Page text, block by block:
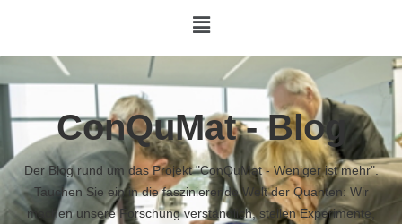
ConQuMat - Blog
Der Blog rund um das Projekt "ConQuMat - Weniger ist mehr".
Tauchen Sie ein in die faszinierende Welt der Quanten: Wir
machen unsere Forschung verständlich, stellen Experimente,